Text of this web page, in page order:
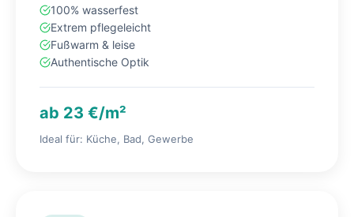
100% wasserfest
Extrem pflegeleicht
Fußwarm & leise
Authentische Optik
ab 23 €/m²
Ideal für: Küche, Bad, Gewerbe